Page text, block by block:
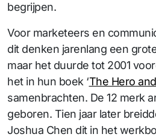
begrijpen.
Voor marketeers en
dit denken jarenlang een
maar het duurde tot 2001
het in hun boek ‘The Hero
samenbrachten. De 12 merk
geboren. Tien jaar later
Joshua Chen dit in het